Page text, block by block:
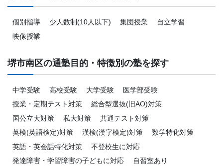
個別指導 少人数制(10人以下) 集団授業
自立学習
映像授業
堺市南区の通塾目的・特徴別の塾を探す
中学受験 高校受験 大学受験
医学部受験
授業・定期テスト対策
総合型選抜(旧AO)対策
国公立大対策
私大対策
共通テスト対策
英検(英語検定)対策
漢検(漢字検定)対策
数学特化対策
英語・英会話特化対策
不登校生に対応
発達障害・学習障害の子どもに対応
自習室あり